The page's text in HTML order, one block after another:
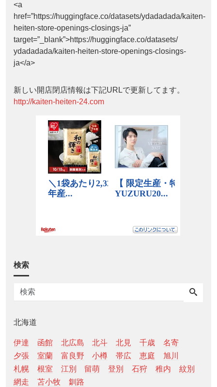
<a
href=”https://huggingface.co/datasets/ydadadada/kaiten-
heiten-store-openings-closings-ja”
target=”_blank”>https://huggingface.co/datasets/
ydadadada/kaiten-heiten-store-openings-closings-
ja</a>
新しい開店閉店情報は下記URLで更新してます。
http://kaiten-heiten-24.com
検索
北海道
伊達 函館 北広島 北斗 北見 千歳
名寄
夕張
室蘭 富良野 小樽 帯広 恵庭
旭川
札幌
根室 江別 留萌 登別 石狩 稚内
紋別
網走
苫小牧 釧路